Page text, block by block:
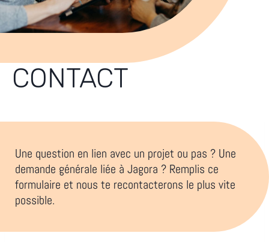
CONTACT
Une question en lien avec un projet ou pas ? Une
demande générale liée à Jagora ? Remplis ce
formulaire et nous te recontacterons le plus vite
possible.